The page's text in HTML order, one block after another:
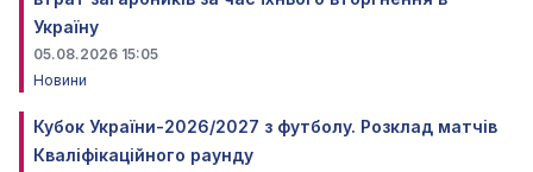
Україну
05.08.2026 15:05
Новини
Кубок України-2026/2027 з футболу. Розклад матчів
Кваліфікаційного раунду